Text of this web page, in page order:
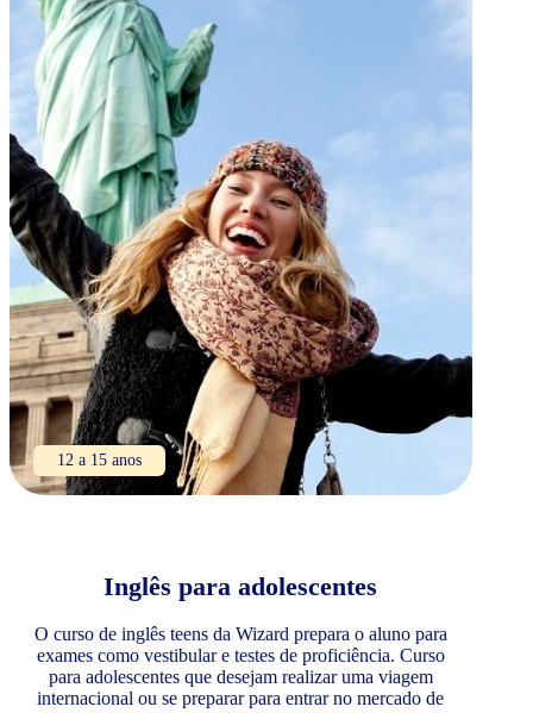
12 a 15 anos
Inglês para adolescentes
O curso de inglês teens da Wizard prepara o aluno para
exames como vestibular e testes de proficiência. Curso
para adolescentes que desejam realizar uma viagem
internacional ou se preparar para entrar no mercado de